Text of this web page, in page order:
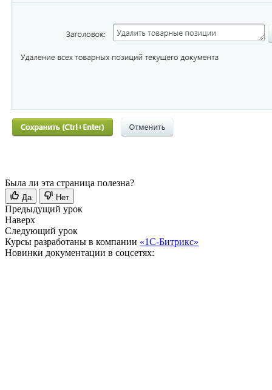
Была ли эта страница полезна?
Да Нет
Предыдущий урок
Наверх
Следующий урок
Курсы разработаны в компании «1С-Битрикс»
Новинки документации в соцсетях: